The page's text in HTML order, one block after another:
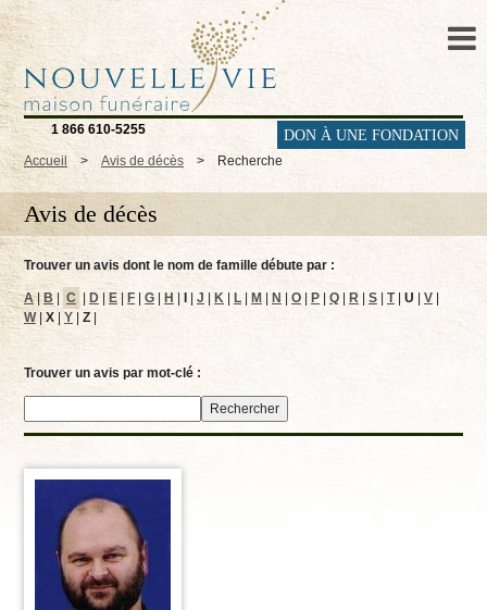
1 866 610-5255 DON À UNE FONDATION
Accueil > Avis de décès > Recherche
Avis de décès
Trouver un avis dont le nom de famille débute par :
A B C D E F G H J K L M N O P Q R S T U V
W
X Y Z
Trouver un avis par mot-clé :